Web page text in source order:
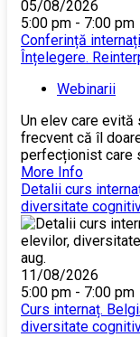
05/08/2026
5:00 pm - 7:00 pm
Conferință
Înțelegere.
Webinarii
Un elev care evită
frecvent că îl
perfecționist care
More Info
Detalii curs
diversitate
11/08/2026
5:00 pm - 7:00 pm
Curs internaț.
diversitate